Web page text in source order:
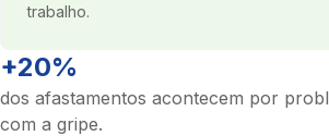
trabalho.
+20%
dos afastamentos acontecem por
com a gripe.